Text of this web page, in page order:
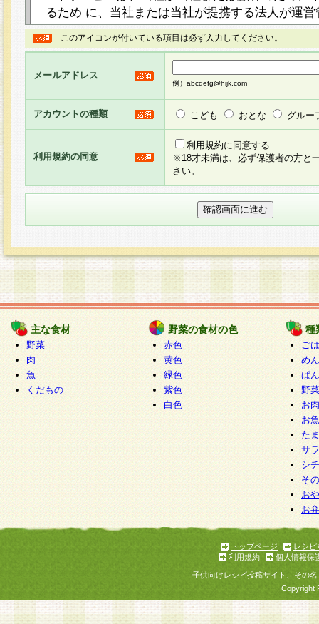
るため に、当社または当社が提携する法人が運
ト（以下「本サイト」といいます。）上に本サー
ージを設け、会員がアンケー ト調査に回答する
し、その結果を当社が集計・分析その他の利用を
るものです。なお、本サービスは、それぞれの目
員に対して本サービスの依頼を行うこともあり、
た全ての会員に対して本サービスの依頼をすると
りま す。
3.当社は、会員の事前の承諾を得ることなく、当
方 法・手段にて、本規約を任意に制定、変更ま
きるものとします。改定後の本規約等は、本規約
に掲示したときに、その 他の諸規定については
てその効力を生じるものとします。
4.本規約は、会員登録希望者による会員登録手続
の当社による会員登録の承認が完了した時点で会
たものとみなされ、会員に対して適用されるもの
5.当社がお聞きする個人情報は、すべて会員登録
で提 供いただいたものと考えております。従っ
自らの個人情報の提供を希望されない場合には、
をお預かりいたしません が、提供されないこと
商品やサービス等をご利用いただけない場合があ
了承ください。
6.当社は、お客様から当社が保有している個人情
加・ 利用停止等を求められた場合には、ご本人
て確認できた場合に限り、法令に準拠して合理的
いただきます。なお、開示 請求等の請求先は個
ります。
1.会員とは、本規約等を承諾のうえ、当社所定の
了し、当社が承認した者、グループとします。な
が以下に該当する場合は会員登録をすることがで
このアイコンが付いている項目は必ず入力してください。
メールアドレス
例）abcdefg@hijk.com
アカウントの種類 こども おとな グルー
利用規約の同意
利用規約に同意する
※18才未満は、必ず保護者の方と
さい。
主な食材
野菜
肉
魚
くだもの
野菜の食材の色
赤色
黄色
緑色
紫色
白色
種
ご
めん
ぱん
野
お
お
た
サ
シ
そ
お
お
トップページ
レシピ
利用規約
個人情報保
子供向けレシピ投稿サイト、その
Copyright